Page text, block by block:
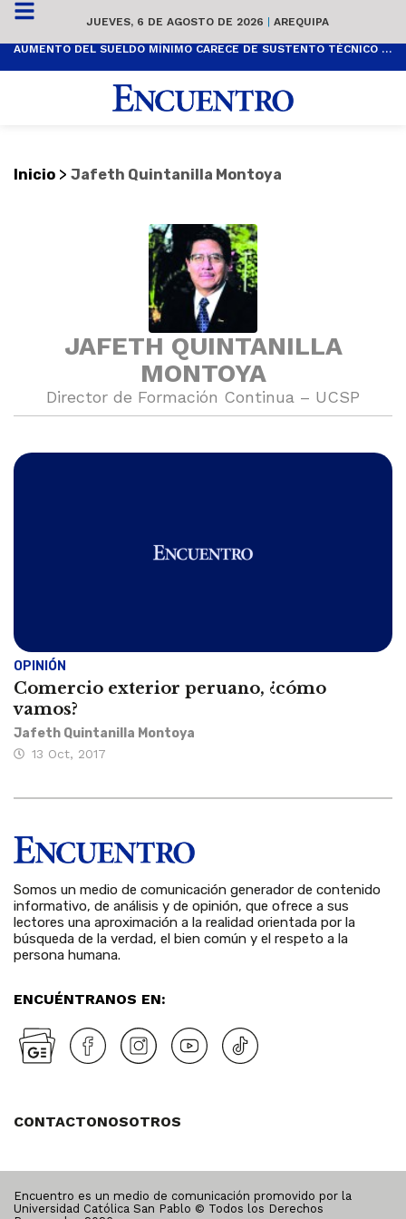
JUEVES, 6 DE AGOSTO DE 2026 | AREQUIPA
AUMENTO DEL SUELDO MÍNIMO CARECE DE SUSTENTO TÉCNICO Y ES POPULISTA
Inicio > Jafeth Quintanilla Montoya
JAFETH QUINTANILLA
MONTOYA
Director de Formación Continua – UCSP
OPINIÓN
Comercio exterior peruano, ¿cómo
vamos?
Jafeth Quintanilla Montoya
13 Oct, 2017
Somos un medio de comunicación generador de contenido
informativo, de análisis y de opinión, que ofrece a sus
lectores una aproximación a la realidad orientada por la
búsqueda de la verdad, el bien común y el respeto a la
persona humana.
ENCUÉNTRANOS EN:
CONTACTONOSOTROS
Encuentro es un medio de comunicación promovido por la
Universidad Católica San Pablo © Todos los Derechos